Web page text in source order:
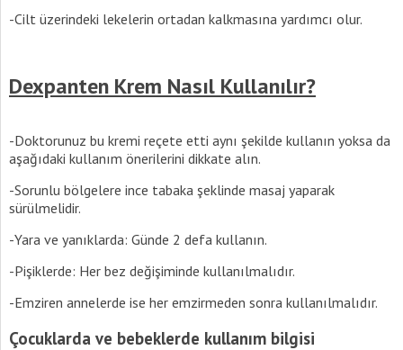
-Cilt üzerindeki lekelerin ortadan kalkmasına yardımcı olur.
Dexpanten Krem Nasıl Kullanılır?
-Doktorunuz bu kremi reçete etti aynı şekilde kullanın yoksa da
aşağıdaki kullanım önerilerini dikkate alın.
-Sorunlu bölgelere ince tabaka şeklinde masaj yaparak
sürülmelidir.
-Yara ve yanıklarda: Günde 2 defa kullanın.
-Pişiklerde: Her bez değişiminde kullanılmalıdır.
-Emziren annelerde ise her emzirmeden sonra kullanılmalıdır.
Çocuklarda ve bebeklerde kullanım bilgisi